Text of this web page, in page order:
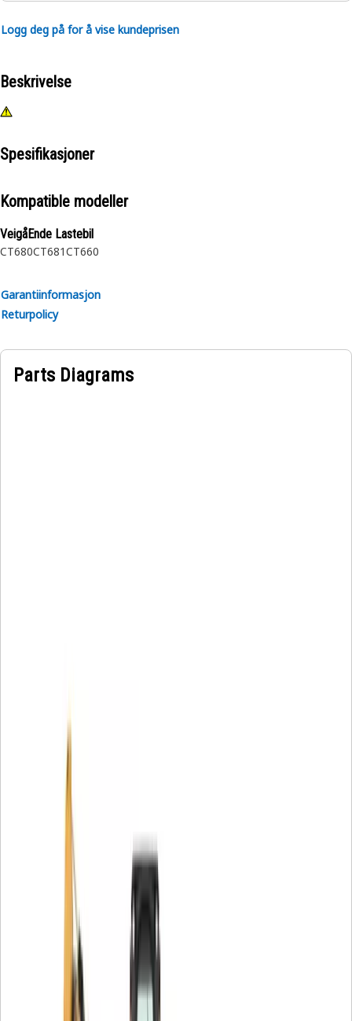
Logg deg på for å vise kundeprisen
Beskrivelse
Spesifikasjoner
Kompatible modeller
VeigåEnde Lastebil
CT680CT681CT660
Garantiinformasjon
Returpolicy
Parts Diagrams